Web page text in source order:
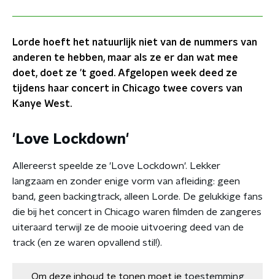
Lorde hoeft het natuurlijk niet van de nummers van
anderen te hebben, maar als ze er dan wat mee
doet, doet ze 't goed. Afgelopen week deed ze
tijdens haar concert in Chicago twee covers van
Kanye West.
'Love Lockdown'
Allereerst speelde ze 'Love Lockdown'. Lekker
langzaam en zonder enige vorm van afleiding: geen
band, geen backingtrack, alleen Lorde. De gelukkige fans
die bij het concert in Chicago waren filmden de zangeres
uiteraard terwijl ze de mooie uitvoering deed van de
track (en ze waren opvallend stil!).
Om deze inhoud te tonen moet je toestemming